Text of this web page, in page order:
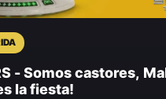
- Somos castores,
la fiesta!